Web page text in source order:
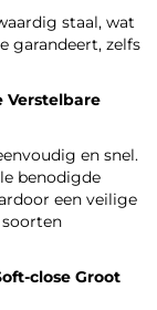
staal, wat
garandeert, zelfs
Verstelbare
en snel.
benodigde
een veilige
close Groot